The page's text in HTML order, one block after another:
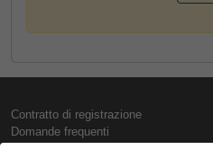
Contratto di registrazione
Domande frequenti